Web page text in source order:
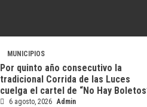
MUNICIPIOS
Por quinto año consecutivo la
tradicional Corrida de las Luces
cuelga el cartel de “No Hay
6 agosto, 2026 Admin